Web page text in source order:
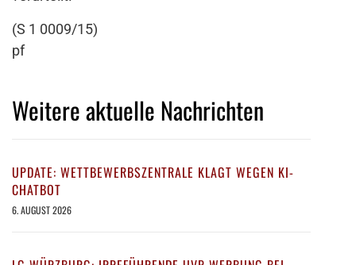
(S 1 0009/15)
pf
Weitere aktuelle Nachrichten
UPDATE: WETTBEWERBSZENTRALE KLAGT WEGEN KI-
CHATBOT
6. AUGUST 2026